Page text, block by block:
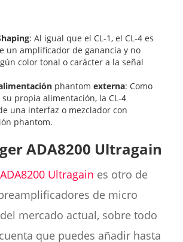
: Al igual que el CL-1, el CL-4 es
un amplificador de ganancia y no
color tonal o carácter a la señal
phantom externa: Como
propia alimentación, la CL-4
una interfaz o mezclador con
phantom.
ADA8200 Ultragain
Ultragain es otro de
de micro
mercado actual, sobre todo
que puedes añadir hasta